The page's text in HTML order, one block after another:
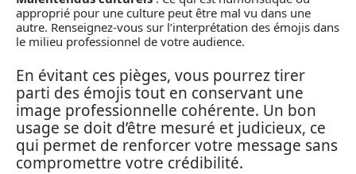
approprié pour une culture peut être mal vu dans une
autre. Renseignez-vous sur l’interprétation des émojis dans
le milieu professionnel de votre audience.
En évitant ces pièges, vous pourrez tirer
parti des émojis tout en conservant une
image professionnelle cohérente. Un bon
usage se doit d’être mesuré et judicieux, ce
qui permet de renforcer votre message sans
compromettre votre crédibilité.